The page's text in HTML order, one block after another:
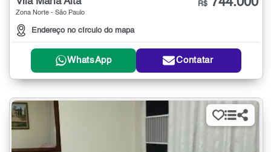
Zona Norte - São Paulo
Endereço no círculo do mapa
R$
WhatsApp Contatar